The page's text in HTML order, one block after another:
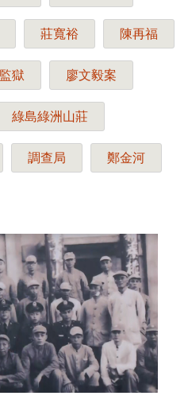
莊寬裕 陳再福
獄 廖文毅案
綠島綠洲山莊
調查局 鄭金河